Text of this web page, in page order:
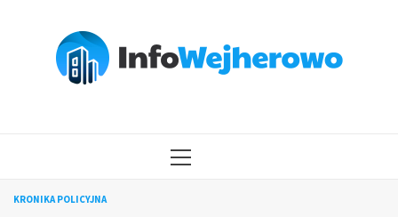
MENU
KRONIKA POLICYJNA